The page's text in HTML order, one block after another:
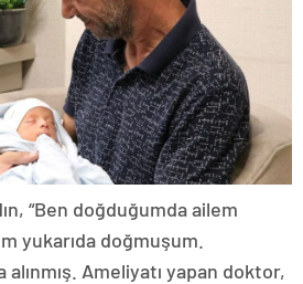
“Ben doğduğumda ailem
yukarıda doğmuşum.
alınmış. Ameliyatı yapan doktor,